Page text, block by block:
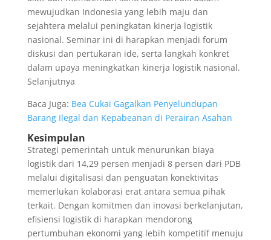
mewujudkan Indonesia yang lebih maju dan
sejahtera melalui peningkatan kinerja logistik
nasional. Seminar ini di harapkan menjadi forum
diskusi dan pertukaran ide, serta langkah konkret
dalam upaya meningkatkan kinerja logistik nasional.
Selanjutnya
Baca Juga: Bea Cukai Gagalkan Penyelundupan
Barang Ilegal dan Kepabeanan di Perairan Asahan
Kesimpulan
Strategi pemerintah untuk menurunkan biaya
logistik dari 14,29 persen menjadi 8 persen dari PDB
melalui digitalisasi dan penguatan konektivitas
memerlukan kolaborasi erat antara semua pihak
terkait. Dengan komitmen dan inovasi berkelanjutan,
efisiensi logistik di harapkan mendorong
pertumbuhan ekonomi yang lebih kompetitif menuju